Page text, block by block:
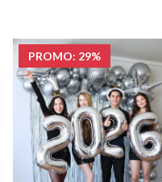
PROMO: 29%